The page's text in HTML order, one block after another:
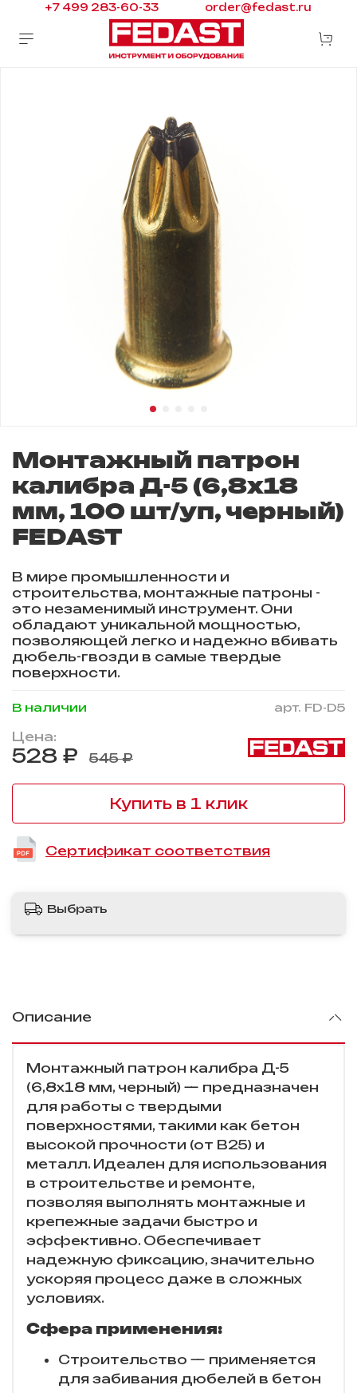
+7 499 283-60-33 order@fedast.ru
арт. FD-D5
В наличии
Монтажный патрон
калибра Д-5 (6,8х18
мм, 100 шт/уп, черный)
FEDAST
Цена:
528 ₽ 545 ₽
Купить в 1 клик
В мире промышленности и
строительства, монтажные патроны -
это незаменимый инструмент. Они
обладают уникальной мощностью,
позволяющей легко и надежно вбивать
дюбель-гвозди в самые твердые
поверхности.
Сертификат соответствия
Выбрать
Описание
Монтажный патрон калибра Д-5
(6,8х18 мм, черный) — предназначен
для работы с твердыми
поверхностями, такими как бетон
высокой прочности (от B25) и
металл. Идеален для использования
в строительстве и ремонте,
позволяя выполнять монтажные и
крепежные задачи быстро и
эффективно. Обеспечивает
надежную фиксацию, значительно
ускоряя процесс даже в сложных
условиях.
Сфера применения:
Строительство — применяется
для забивания дюбелей в бетон